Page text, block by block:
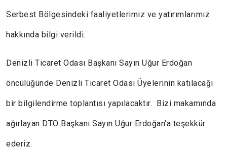
Serbest Bölgesindeki faaliyetlerimiz ve yatırımlarımız
hakkında bilgi verildi.
Denizli Ticaret Odası Başkanı Sayın Uğur Erdoğan
öncülüğünde Denizli Ticaret Odası Üyelerinin katılacağı
bir bilgilendirme toplantısı yapılacaktır. Bizi makamında
ağırlayan DTO Başkanı Sayın Uğur Erdoğan’a teşekkür
ederiz.